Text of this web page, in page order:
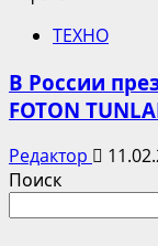
ТЕХНО
В России
FOTON
Редактор
Поиск